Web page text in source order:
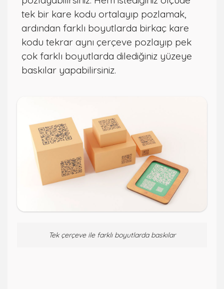
tek bir kare kodu ortalayıp pozlamak,
ardından farklı boyutlarda birkaç kare
kodu tekrar aynı çerçeve pozlayıp pek
çok farklı boyutlarda dilediğiniz yüzeye
baskılar yapabilirsiniz.
Tek çerçeve ile farklı boyutlarda baskılar